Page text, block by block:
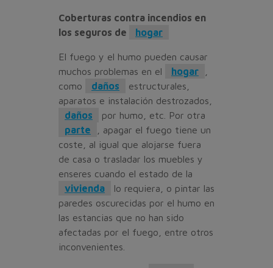
Coberturas contra incendios en
los seguros de
hogar
El fuego y el humo pueden causar
muchos problemas en el
hogar
como
daños
estructurales,
aparatos e instalación destrozados,
daños
por humo, etc. Por otra
parte
, apagar el fuego tiene un
coste, al igual que alojarse fuera
de casa o trasladar los muebles y
enseres cuando el estado de la
vivienda
lo requiera, o pintar las
paredes oscurecidas por el humo en
las estancias que no han sido
afectadas por el fuego, entre otros
inconvenientes.